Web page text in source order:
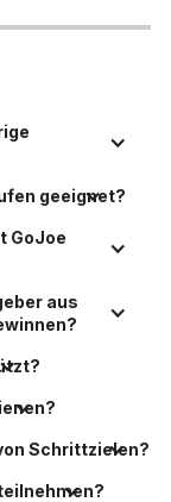
geeignet?
GoJoe
aus
Schrittzielen?